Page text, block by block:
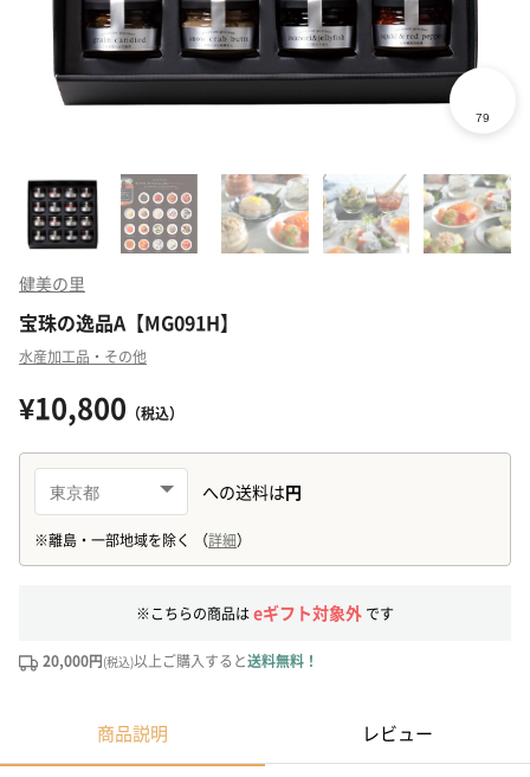
健美の里
宝珠の逸品A【MG091H】
水産加工品・その他
¥10,800 （税込）
※こちらの商品はeギフト対象外 です
20,000円(税込)以上ご購入すると送料無料！
商品説明 レビュー